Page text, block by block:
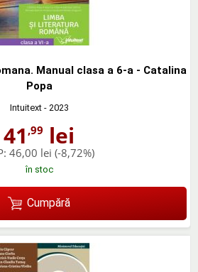
Manual clasa a 6-a - Catalina
Popa
Intuitext- 2023
41 ,99 lei
46,00 lei (-8,72%)
în stoc
Cumpără